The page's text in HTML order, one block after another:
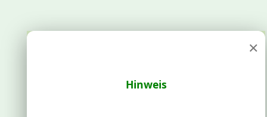
×
Hinweis